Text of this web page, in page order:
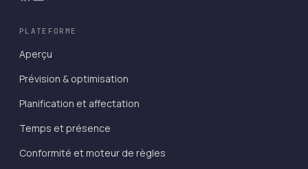
PLATEFORME
Aperçu
Prévision & optimisation
Planification et affectation
Temps et présence
Conformité et moteur de règles